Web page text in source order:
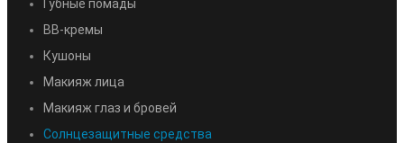
Губные помады
BB-кремы
Кушоны
Макияж лица
Макияж глаз и бровей
Солнцезащитные средства